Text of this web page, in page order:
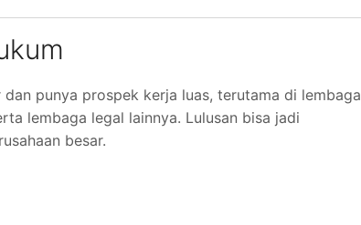
punya prospek kerja luas, terutama di lembaga
lembaga legal lainnya. Lulusan bisa jadi
besar.